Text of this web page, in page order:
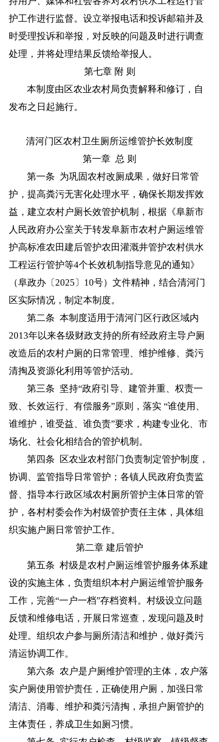
护工作进行监督。设立举报电话和投诉邮箱并及
时受理投诉和举报，对反映的问题及时进行调查
处理，并将处理结果反馈给举报人。
第七章附 则
本制度由区农业农村局负责解释和修订，自
发布之日起施行。
清河门区农村卫生厕所运维管护长效制度
第一章 总 则
第一条 为巩固农村改厕成果，做好日常管
护，提高粪污无害化处理水平，确保长期发挥效
益，建立农村户厕长效管护机制，根据《阜新市
人民政府办公室关于转发阜新市农村户厕运维管
护高标准农田建后管护农田灌溉井管护农村供水
工程运行管护等4个长效机制指导意见的通知》
（阜政办〔 2025〕10号）文件精神 ，结合清河门
区实际情况，制定本制度。
第二条 本制度适用于清河门区行政区域内
2013年以来各级财政支持的所有经政府主导户厕
改造后的农村户厕的日常管理、维护维修、粪污
清掏及资源化利用等管护活动。
第三条
坚持“政府引导、建管并重、权责一
致、长效运行、有偿服务”原则，落实 “谁使用、
谁维护，谁受益、谁负责”要求，构建专业化、市
场化、社会化相结合的管护机制。
第四条
区农业农村部门负责制定管护制度，
协调、监管指导日常管护；各镇人民政府负责监
督、指导本行政区域农村厕所管护主体日常的管
护，各村村委会作为村级管护责任主体，具体组
织实施户厕日常管护工作。
第二章 建后管护
第五条 村级是农村户厕运维管护服务体系建
设的实施主体， 负责组织本村户厕运维管护服务
工作， 完善“一户一档”存档资料。村级设立问题
反馈和维修电话，开展日常巡查，发现问题及时
处理。组织农户参与厕所清洁和维护，做好粪污
清运协调工作。
第六条 农户是户厕维护管理的主体，农户落
实户厕使用管护责任，正确使用户厕，加强日常
清洁、消毒、维护和粪污清掏，承担户厕管护的
主体责任，养成卫生如厕习惯。